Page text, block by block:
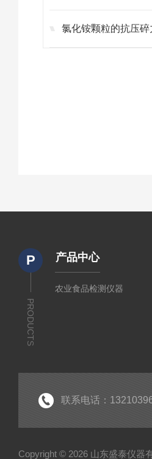
氯化铵颗粒的抗压
P
PRODUCTS
产品中心
农业食品检测仪器
联系电话：
Copyright © 2026 山东盛泰仪器